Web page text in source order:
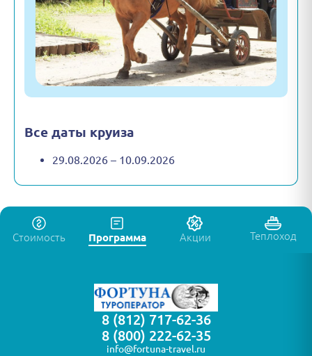
Все даты круиза
29.08.2026 – 10.09.2026
Стоимость Программа Акции Теплоход
8 (812) 717-62-36
8 (800) 222-62-35
info@fortuna-travel.ru